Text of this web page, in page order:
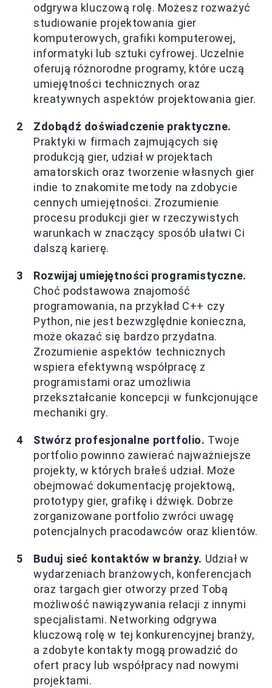
odgrywa kluczową rolę. Możesz rozważyć
studiowanie projektowania gier
komputerowych, grafiki komputerowej,
informatyki lub sztuki cyfrowej. Uczelnie
oferują różnorodne programy, które uczą
umiejętności technicznych oraz
kreatywnych aspektów projektowania gier.
Zdobądź doświadczenie praktyczne.
Praktyki w firmach zajmujących się
produkcją gier, udział w projektach
amatorskich oraz tworzenie własnych gier
indie to znakomite metody na zdobycie
cennych umiejętności. Zrozumienie
procesu produkcji gier w rzeczywistych
warunkach w znaczący sposób ułatwi Ci
dalszą karierę.
Rozwijaj umiejętności programistyczne.
Choć podstawowa znajomość
programowania, na przykład C++ czy
Python, nie jest bezwzględnie konieczna,
może okazać się bardzo przydatna.
Zrozumienie aspektów technicznych
wspiera efektywną współpracę z
programistami oraz umożliwia
przekształcanie koncepcji w funkcjonujące
mechaniki gry.
Stwórz profesjonalne portfolio. Twoje
portfolio powinno zawierać najważniejsze
projekty, w których brałeś udział. Może
obejmować dokumentację projektową,
prototypy gier, grafikę i dźwięk. Dobrze
zorganizowane portfolio zwróci uwagę
potencjalnych pracodawców oraz klientów.
Buduj sieć kontaktów w branży. Udział w
wydarzeniach branżowych, konferencjach
oraz targach gier otworzy przed Tobą
możliwość nawiązywania relacji z innymi
specjalistami. Networking odgrywa
kluczową rolę w tej konkurencyjnej branży,
a zdobyte kontakty mogą prowadzić do
ofert pracy lub współpracy nad nowymi
projektami.